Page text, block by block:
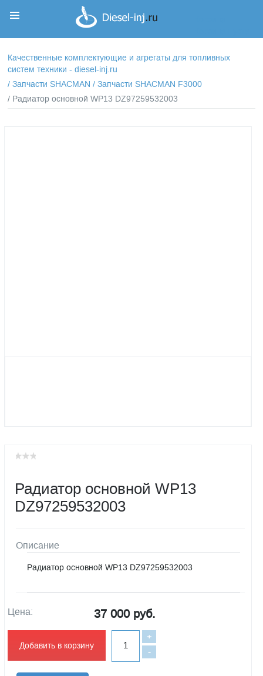
Качественные комплектующие и агрегаты для топливных
систем техники - diesel-inj.ru
/Запчасти SHACMAN /Запчасти SHACMAN F3000
/ Радиатор основной WP13 DZ97259532003
Радиатор основной WP13
DZ97259532003
Описание
Радиатор основной WP13 DZ97259532003
Цена: 37 000 руб.
Добавить в корзину
-
+